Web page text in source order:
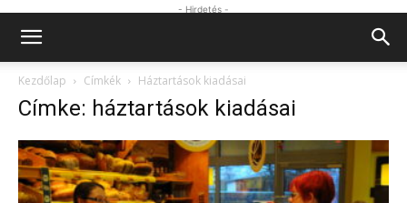
- Hirdetés -
Kezdőlap Címkék Háztartások kiadásai
Címke: háztartások kiadásai